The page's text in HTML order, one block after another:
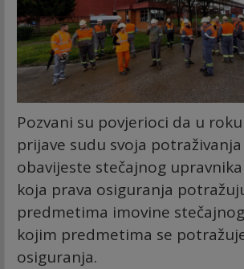
Pozvani su povjerioci da u
prijave sudu svoja
obavijeste stečajnog
koja prava osiguranja
predmetima imovine
kojim predmetima se
osiguranja.